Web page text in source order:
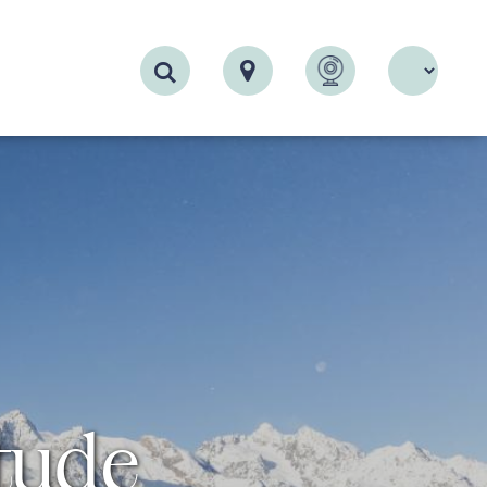
Recherche